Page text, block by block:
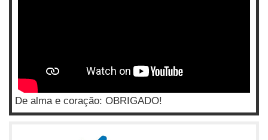
De alma e coração: OBRIGADO!